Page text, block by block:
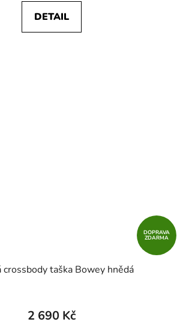
DETAIL
DOPRAVA
ZDARMA
crossbody taška Bowey hnědá
2 690 Kč